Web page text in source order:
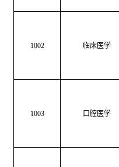
1002 临床医学
1003 口腔医学